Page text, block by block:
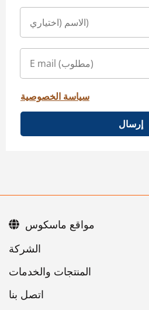
سياسة الخصوصية
إرسال
اتصل بنا
مواقع ماسكوس